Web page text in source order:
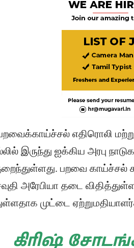
எதிரொலி
இருந்து ஐக்கிய அரபு
பறவை
அரேபியா தடை
முட்டை
கிரிஷ்